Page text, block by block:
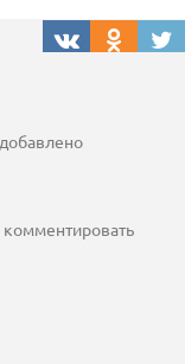
комментировать